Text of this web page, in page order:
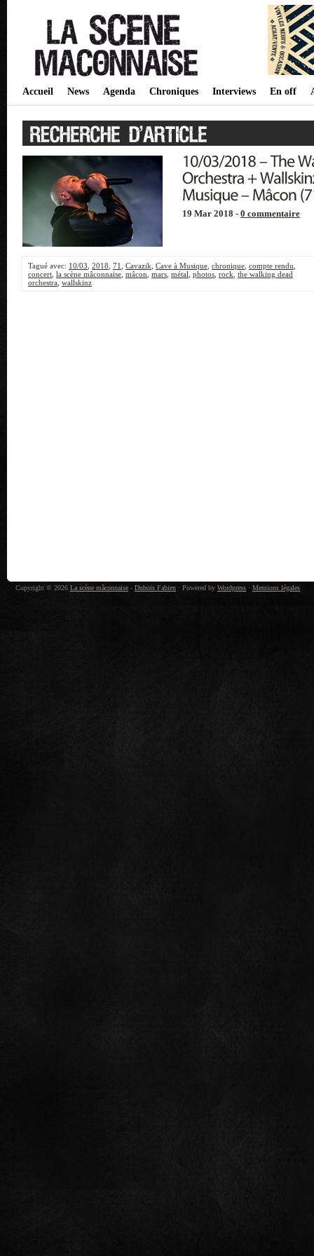
Accueil News Agenda Chroniques Interviews En off
19 Mar 2018 - 0 commentaire
Tagué avec: 10/03 2018 71 Cavazik Cave à Musique chronique compte rendu
concert la scène mâconnaise mâcon mars métal photos rock the walking dead
orchestra wallskinz
Copyright © 2026 La scène mâconnaise - Dubois Fabien · Powered by Wordpress · Mentions légales